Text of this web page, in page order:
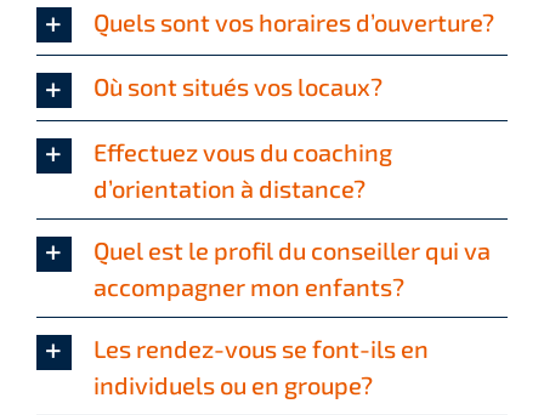
Quels sont vos horaires d’ouverture?
Où sont situés vos locaux?
Effectuez vous du coaching
d’orientation à distance?
Quel est le profil du conseiller qui va
accompagner mon enfants?
Les rendez-vous se font-ils en
individuels ou en groupe?